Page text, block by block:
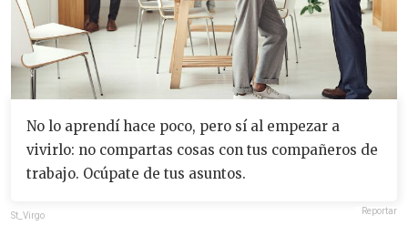
No lo aprendí hace poco, pero sí al empezar a
vivirlo: no compartas cosas con tus compañeros de
trabajo. Ocúpate de tus asuntos.
St_Virgo Reportar